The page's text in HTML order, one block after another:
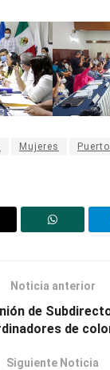
Mujeres
Noticia anterior
de
de
Siguiente Noticia